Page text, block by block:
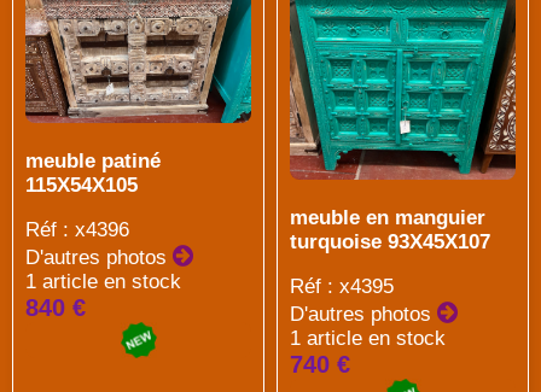
meuble patiné
115X54X105
Réf : x4396
D'autres photos
1 article en stock
840 €
meuble en manguier
turquoise 93X45X107
Réf : x4395
D'autres photos
1 article en stock
740 €